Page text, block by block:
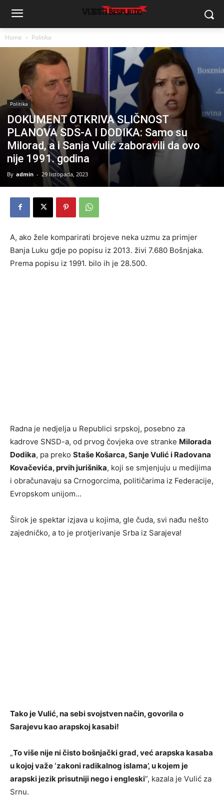
Home Politika
Politika
DOKUMENT OTKRIVA SLIČNOST
PLANOVA SDS-A I DODIKA: Samo su
Milorad, a i Sanja Vulić zaboravili da ovo
nije 1991. godina
By admin - 29 listopada, 2023
A, ako žele komparirati brojeve neka uzmu za primjer
Banja Luku gdje po popisu iz 2013. živi 7.680 Bošnjaka.
Prema popisu iz 1991. bilo ih je 28.500.
Radna je nedjelja u Republici srpskoj, posebno za
kadrove SNSD-a, od prvog čovjeka ove stranke Milorada
Dodika, pa preko Staše Košarca, Sanje Vulić i Radovana
Kovačevića, prvih jurišnika, koji se smjenjuju u medijima
i obračunavaju sa Crnogorcima, političarima iz Federacije,
Evropskom unijom…
Širok je spektar izjava u kojima, gle čuda, svi nađu nešto
zajedničko, a to je protjerivanje Srba iz Sarajeva!
Tako je Vulić, na sebi svojstven način, govorila o
Sarajevu kao arapskoj kasabi!
„To više nije ni čisto bošnjački grad, već arapska kasaba
u kojoj važe ‘zakoni radikalnog islama’, u kojem je
arapski jezik prisutniji nego i engleski”, kazala je Vulić za
Srnu.